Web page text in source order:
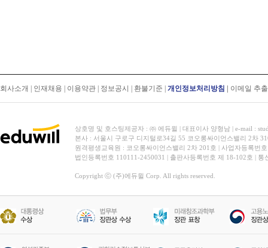
회사소개 인재채용 이용약관 정보공시 환불기준 개인정보처리방침 이메일 추
상호명 및 호스팅제공자 : ㈜ 에듀윌 | 대표이사 양형남 | e-mail :
본사 : 서울시 구로구 디지털로34길 55 코오롱싸이언스밸리 2차
원격평생교육원 : 코오롱싸이언스밸리 2차 201호 | 사업자등록번
법인등록번호 110111-2450031 | 출판사등록번호 제 18-102호 |
Copyright ⓒ (주)에듀윌 Corp. All rights reserved.